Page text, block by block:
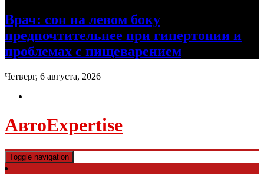
Врач: сон на левом боку
предпочтительнее при гипертонии и
проблемах с пищеварением
Четверг, 6 августа, 2026
АвтоExpertise
Toggle navigation